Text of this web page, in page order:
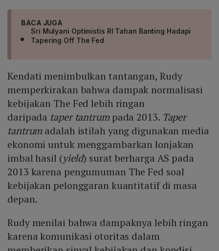
BACA JUGA
Sri Mulyani Optimistis RI Tahan Banting Hadapi
Tapering Off The Fed
Kendati menimbulkan tantangan, Rudy
memperkirakan bahwa dampak normalisasi
kebijakan The Fed lebih ringan
daripada taper tantrumpada 2013. Taper
tantrumadalah istilah yang digunakan media
ekonomi untuk menggambarkan lonjakan
imbal hasil (yield) surat berharga AS pada
2013 karena pengumuman The Fed soal
kebijakan pelonggaran kuantitatif di masa
depan.
Rudy menilai bahwa dampaknya lebih ringan
karena komunikasi otoritas dalam